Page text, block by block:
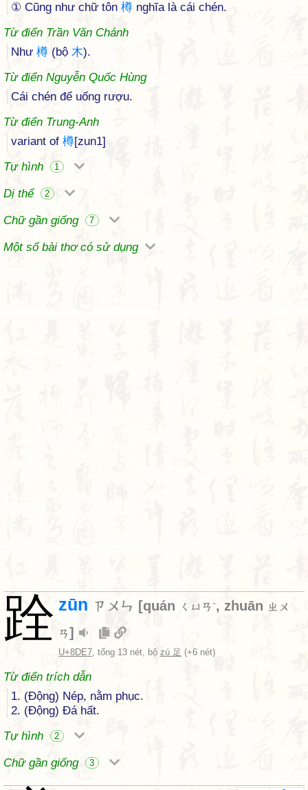
① Cũng như chữ tôn 樽 nghĩa là cái chén.
Từ điển Trần Văn Chánh
Như 樽 (bộ 木).
Từ điển Nguyễn Quốc Hùng
Cái chén để uống rượu.
Từ điển Trung-Anh
variant of 樽[zun1]
Tự hình
1
Dị thể 2
Chữ gần giống 7
Một số bài thơ có sử dụng
跧 zūn ㄗㄨㄣ [quán ㄑㄩㄢˊ, zhuān ㄓㄨ
ㄢ]
U+8DE7, tổng 13 nét, bộ zú 足 (+6 nét)
Từ điển trích dẫn
1. (Động) Nép, nằm phục.
2. (Động) Đá hất.
Tự hình
2
Chữ gần giống 3